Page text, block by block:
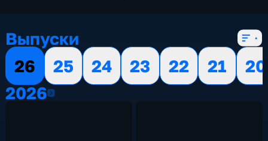
Выпуски
26
25 24 23 22 21
20
20262026